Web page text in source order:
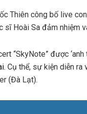
Thiên công bố live
sĩ Hoài Sa đảm nhiệm
“SkyNote” được
Cụ thể, sự kiện diễn
(Đà Lạt).